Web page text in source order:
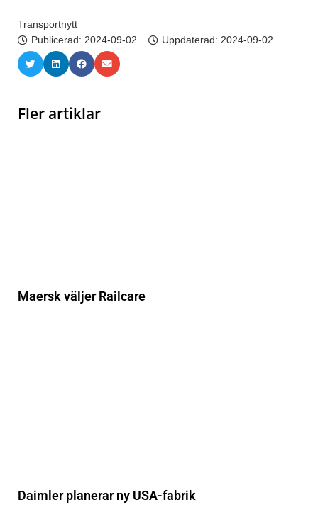
Transportnytt
Publicerad: 2024-09-02 Uppdaterad: 2024-09-02
Fler artiklar
Maersk väljer Railcare
Daimler planerar ny USA-fabrik